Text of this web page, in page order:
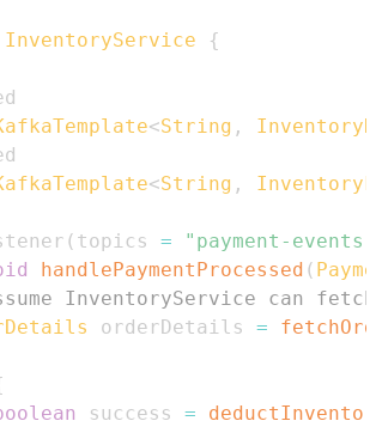
InventoryService {
<String ,
<String ,
( topics =
"payment-events"
handlePaymentProcessed (
InventoryService can
orderDetails =
success =